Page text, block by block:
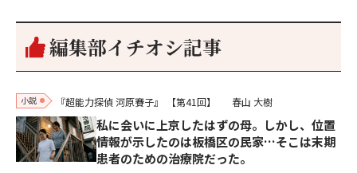
編集部イチオシ記事
小説 『超能力探偵 河原賽子』 【第41回】 春山 大樹
私に会いに上京したはずの母。しかし、位置
情報が示したのは板橋区の民家…そこは末期
患者のための治療院だった。